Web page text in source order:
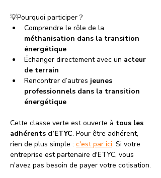
💡Pourquoi participer ?
Comprendre le rôle de la
méthanisation dans la transition
énergétique
Échanger directement avec un acteur
de terrain
Rencontrer d’autres jeunes
professionnels dans la transition
énergétique
Cette classe verte est ouverte à tous les
adhérents d’ETYC. Pour être adhérent,
rien de plus simple : c'est par ici. Si votre
entreprise est partenaire d'ETYC, vous
n'avez pas besoin de payer votre cotisation.